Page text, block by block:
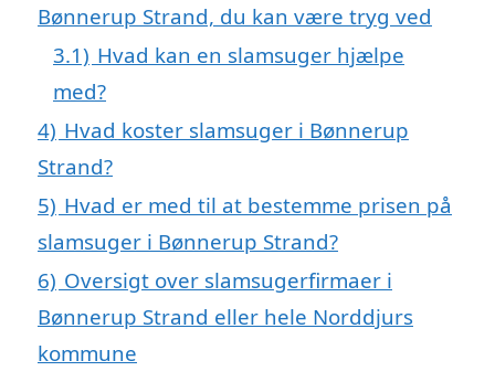
Bønnerup Strand, du kan være tryg ved
3.1) Hvad kan en slamsuger hjælpe
med?
4) Hvad koster slamsuger i Bønnerup
Strand?
5) Hvad er med til at bestemme prisen på
slamsuger i Bønnerup Strand?
6) Oversigt over slamsugerfirmaer i
Bønnerup Strand eller hele Norddjurs
kommune